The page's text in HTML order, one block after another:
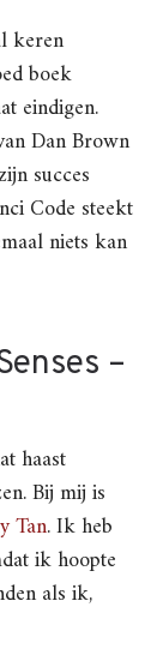
keren
boek
eindigen.
Dan Brown
succes
Code steekt
niets kan
–
haast
Bij mij is
Tan. Ik heb
ik hoopte
als ik,